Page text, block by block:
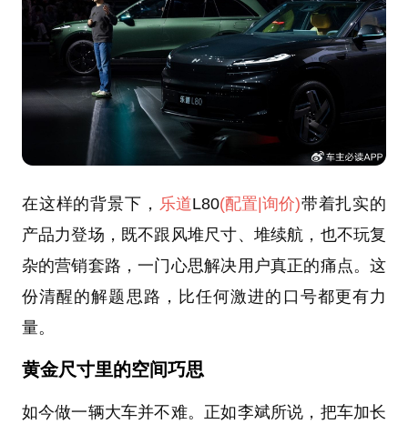
在这样的背景下， 乐道L80(配置|询价)带着扎实的
产品力登场，既不跟风堆尺寸、堆续航，也不玩复
杂的营销套路，一门心思解决用户真正的痛点。这
份清醒的解题思路，比任何激进的口号都更有力
量。
黄金尺寸里的空间巧思
如今做一辆大车并不难。正如李斌所说，把车加长